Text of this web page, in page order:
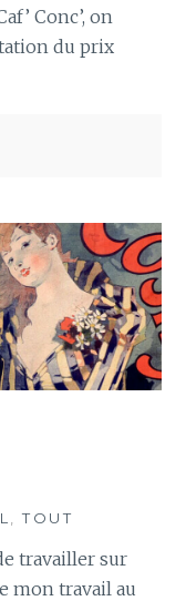
Conc’, on
du prix
,TOUT
travailler sur
mon travail au